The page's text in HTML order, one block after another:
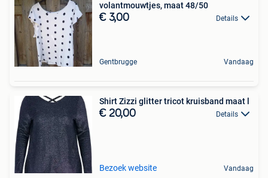
volantmouwtjes, maat 48/50
€ 3,00 Details
Gentbrugge Vandaag
Shirt Zizzi glitter tricot kruisband maat l
€ 20,00 Details
Bezoek website Vandaag